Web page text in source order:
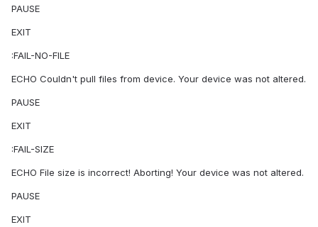
PAUSE
EXIT
:FAIL-NO-FILE
ECHO Couldn't pull files from device. Your device was not altered.
PAUSE
EXIT
:FAIL-SIZE
ECHO File size is incorrect! Aborting! Your device was not altered.
PAUSE
EXIT